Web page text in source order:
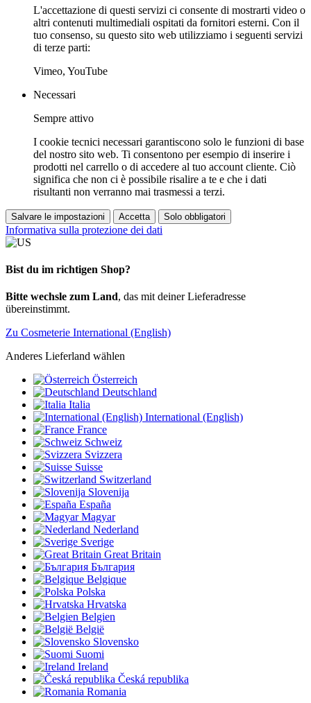
L'accettazione di questi servizi ci consente di mostrarti video o
altri contenuti multimediali ospitati da fornitori esterni. Con il
tuo consenso, su questo sito web utilizziamo i seguenti servizi
di terze parti:
Vimeo, YouTube
Necessari
Sempre attivo
I cookie tecnici necessari garantiscono solo le funzioni di base
del nostro sito web. Ti consentono per esempio di inserire i
prodotti nel carrello o di accedere al tuo account cliente. Ciò
significa che non ci è possibile risalire a te e che i dati
risultanti non verranno mai trasmessi a terzi.
Salvare le impostazioni Accetta Solo obbligatori
Informativa sulla protezione dei dati
Bist du im richtigen Shop?
Bitte wechsle zum Land, das mit deiner Lieferadresse
übereinstimmt.
Zu Cosmeterie International (English)
Anderes Lieferland wählen
Österreich
Deutschland
Italia
International (English)
France
Schweiz
Svizzera
Suisse
Switzerland
Slovenija
España
Magyar
Nederland
Sverige
Great Britain
България
Belgique
Polska
Hrvatska
Belgien
België
Slovensko
Suomi
Ireland
Česká republika
Romania